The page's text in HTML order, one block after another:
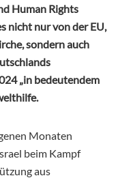
Human Rights
nicht nur von der EU,
sondern auch
„in bedeutendem
Monaten
beim Kampf
aus